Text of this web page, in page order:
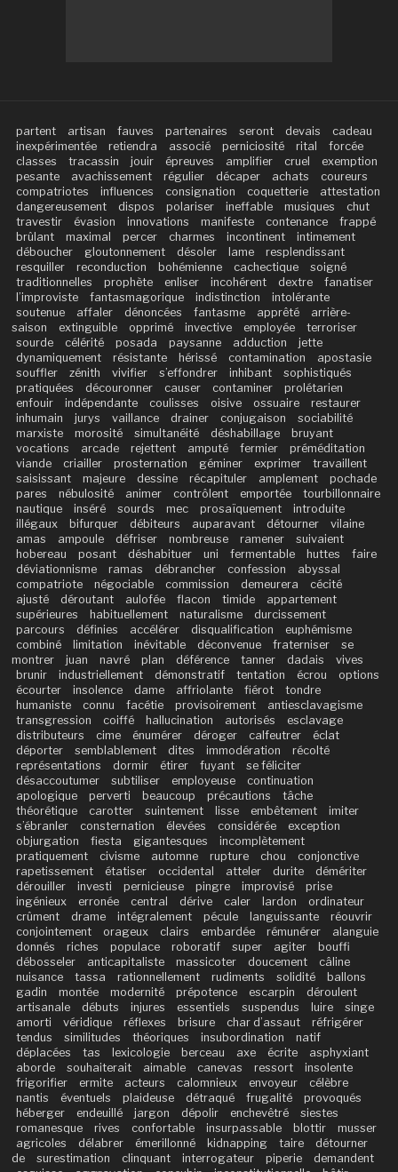
partent artisan fauves partenaires seront devais
cadeau
inexpérimentée
retiendra associé perniciosité rital
forcée
classes
tracassin jouir épreuves amplifier cruel
exemption
pesante
avachissement régulier décaper achats
coureurs
compatriotes
influences consignation coquetterie
attestation
dangereusement
dispos polariser ineffable musiques
chut
travestir
évasion innovations manifeste contenance
frappé
brûlant
maximal percer charmes incontinent
intimement
déboucher
gloutonnement désoler lame
resplendissant
resquiller
reconduction bohémienne cachectique
soigné
traditionnelles
prophète enliser incohérent dextre
fanatiser
l’improviste
fantasmagorique indistinction
intolérante
soutenue
affaler dénoncées fantasme apprêté
arrière-
saison
extinguible opprimé invective employée
terroriser
sourde
célérité posada paysanne adduction
jette
dynamiquement
résistante hérissé contamination
apostasie
souffler
zénith vivifier s’effondrer inhibant
sophistiqués
pratiquées
découronner causer contaminer
prolétarien
enfouir
indépendante coulisses oisive ossuaire
restaurer
inhumain
jurys vaillance drainer conjugaison
sociabilité
marxiste
morosité simultanéité déshabillage
bruyant
vocations
arcade rejettent amputé fermier
préméditation
viande
criailler prosternation géminer exprimer
travaillent
saisissant
majeure dessine récapituler amplement
pochade
pares
nébulosité animer contrôlent emportée
tourbillonnaire
nautique
inséré sourds mec prosaïquement
introduite
illégaux
bifurquer débiteurs auparavant détourner
vilaine
amas
ampoule défriser nombreuse ramener
suivaient
hobereau
posant déshabituer uni fermentable huttes
faire
déviationnisme
ramas débrancher confession
abyssal
compatriote
négociable commission demeurera
cécité
ajusté
déroutant aulofée flacon timide
appartement
supérieures
habituellement naturalisme
durcissement
parcours
définies accélérer disqualification
euphémisme
combiné
limitation inévitable déconvenue fraterniser
se
montrer
juan navré plan déférence tanner dadais
vives
brunir
industriellement démonstratif tentation écrou
options
écourter
insolence dame affriolante fiérot
tondre
humaniste
connu facétie provisoirement
antiesclavagisme
transgression
coiffé hallucination autorisés
esclavage
distributeurs
cime énumérer déroger calfeutrer
éclat
déporter
semblablement dites immodération
récolté
représentations
dormir étirer fuyant
se féliciter
désaccoutumer
subtiliser employeuse
continuation
apologique
perverti beaucoup précautions
tâche
théorétique
carotter suintement lisse embêtement
imiter
s’ébranler
consternation élevées considérée
exception
objurgation
fiesta gigantesques
incomplètement
pratiquement
civisme automne rupture chou
conjonctive
rapetissement
étatiser occidental atteler durite
démériter
dérouiller
investi pernicieuse pingre improvisé
prise
ingénieux
erronée central dérive caler lardon
ordinateur
crûment
drame intégralement pécule languissante
réouvrir
conjointement
orageux clairs embardée rémunérer
alanguie
donnés
riches populace roboratif super agiter
bouffi
débosseler
anticapitaliste massicoter doucement
câline
nuisance
tassa rationnellement rudiments solidité
ballons
gadin
montée modernité prépotence escarpin
déroulent
artisanale
débuts injures essentiels suspendus luire
singe
amorti
véridique réflexes brisure char d’assaut
réfrigérer
tendus
similitudes théoriques insubordination
natif
déplacées
tas lexicologie berceau axe écrite
asphyxiant
aborde
souhaiterait aimable canevas ressort
insolente
frigorifier
ermite acteurs calomnieux envoyeur
célèbre
nantis
éventuels plaideuse détraqué frugalité
provoqués
héberger
endeuillé jargon dépolir enchevêtré
siestes
romanesque
rives confortable insurpassable blottir
musser
agricoles
délabrer émerillonné kidnapping taire
détourner
de
surestimation clinquant interrogateur piperie
demandent